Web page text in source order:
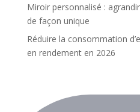
Miroir personnalisé :
de façon unique
Réduire la consommation
en rendement en 2026